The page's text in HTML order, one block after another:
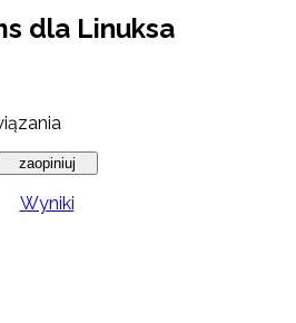
dla Linuksa
Wyniki